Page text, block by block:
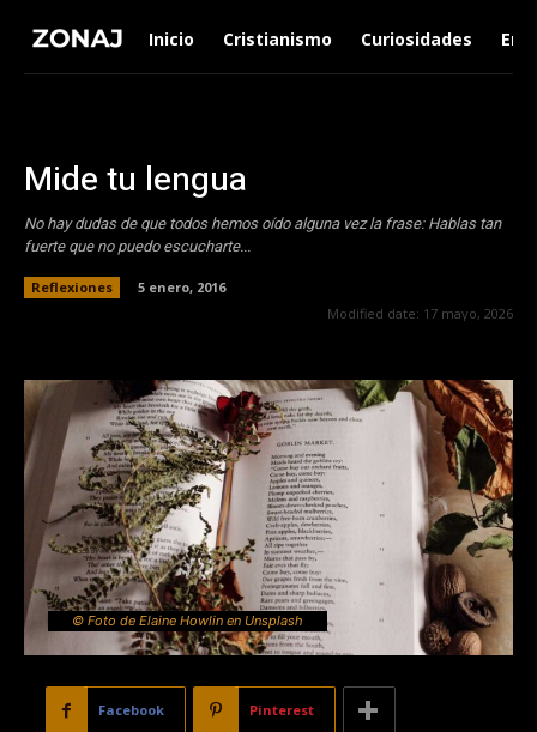
Inicio Cristianismo Curiosidades
Mide tu lengua
No hay dudas de que todos hemos oí­do alguna vez la frase: Hablas tan
fuerte que no puedo escucharte...
Reflexiones
5 enero, 2016
Modified date: 17 mayo, 2026
© Foto de Elaine Howlin en Unsplash
Facebook Pinterest